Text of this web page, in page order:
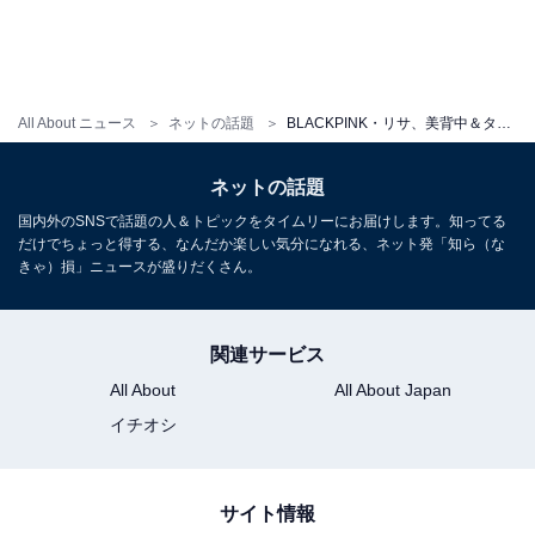
All About ニュース ネットの話題
ネットの話題
国内外のSNSで話題の人＆トピックをタイムリーにお届けします。知ってる
だけでちょっと得する、なんだか楽しい気分になれる、ネット発「知ら（な
きゃ）損」ニュースが盛りだくさん。
関連サービス
All About
All About Japan
イチオシ
サイト情報